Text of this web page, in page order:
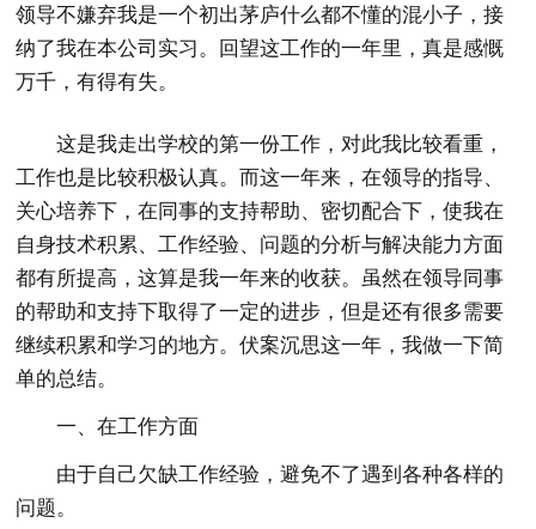
领导不嫌弃我是一个初出茅庐什么都不懂的混小子，接
纳了我在本公司实习。回望这工作的一年里，真是感慨
万千，有得有失。
这是我走出学校的第一份工作，对此我比较看重，
工作也是比较积极认真。而这一年来，在领导的指导、
关心培养下，在同事的支持帮助、密切配合下，使我在
自身技术积累、工作经验、问题的分析与解决能力方面
都有所提高，这算是我一年来的收获。虽然在领导同事
的帮助和支持下取得了一定的进步，但是还有很多需要
继续积累和学习的地方。伏案沉思这一年，我做一下简
单的总结。
一、在工作方面
由于自己欠缺工作经验，避免不了遇到各种各样的
问题。